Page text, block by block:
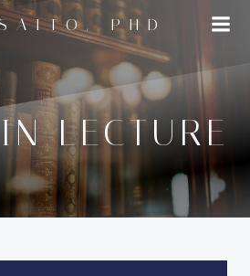
コ
ン
ン
ツ
へ
ス
キ
ッ
プ
PHD
LECTURE